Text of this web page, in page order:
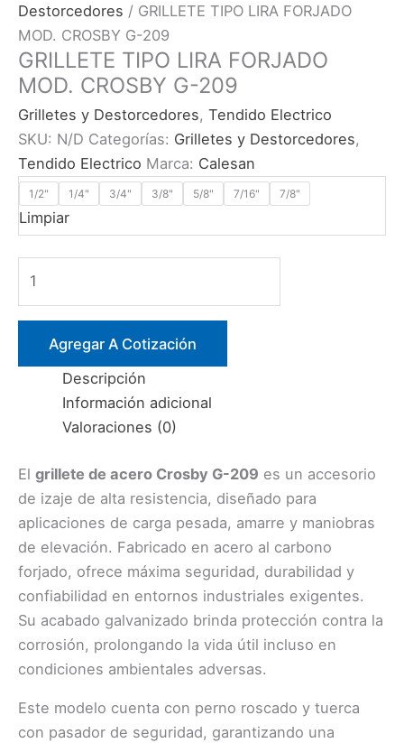
Destorcedores / GRILLETE TIPO LIRA FORJADO
MOD. CROSBY G-209
GRILLETE TIPO LIRA FORJADO
MOD. CROSBY G-209
Grilletes y Destorcedores, Tendido Electrico
SKU: N/D Categorías: Grilletes y Destorcedores,
Tendido Electrico Marca: Calesan
1/2" 1/4" 3/4" 3/8" 5/8" 7/16" 7/8"
Limpiar
LIRA
FORJADO
MOD.
cantidad
Agregar A Cotización
Descripción
Información adicional
Valoraciones (0)
El grillete de acero Crosby G-209 es un accesorio
de izaje de alta resistencia, diseñado para
aplicaciones de carga pesada, amarre y maniobras
de elevación. Fabricado en acero al carbono
forjado, ofrece máxima seguridad, durabilidad y
confiabilidad en entornos industriales exigentes.
Su acabado galvanizado brinda protección contra la
corrosión, prolongando la vida útil incluso en
condiciones ambientales adversas.
Este modelo cuenta con perno roscado y tuerca
con pasador de seguridad, garantizando una